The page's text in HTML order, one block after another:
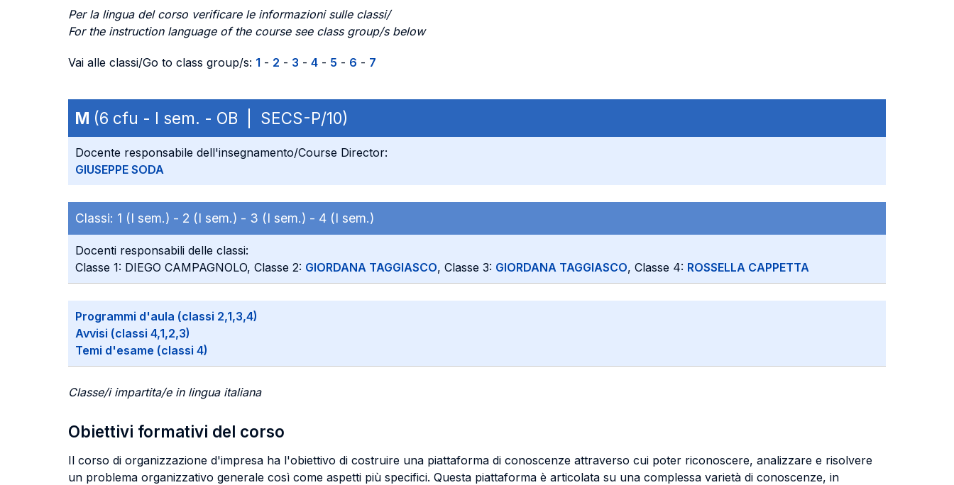
Per la lingua del corso verificare le informazioni sulle classi/
For the instruction language of the course see class group/s below
Vai alle classi/Go to class group/s: 1 - 2 - 3 - 4 - 5 - 6 - 7
M (6 cfu - I sem. - OB | SECS-P/10)
Docente responsabile dell'insegnamento/Course Director:
GIUSEPPE SODA
Classi: 1 (I sem.) - 2 (I sem.) - 3 (I sem.) - 4 (I sem.)
Docenti responsabili delle classi:
Classe 1: DIEGO CAMPAGNOLO, Classe 2: GIORDANA TAGGIASCO, Classe 3: GIORDANA TAGGIASCO, Classe 4: ROSSELLA CAPPETTA
Programmi d'aula (classi 2,1,3,4)
Avvisi (classi 4,1,2,3)
Temi d'esame (classi 4)
Classe/i impartita/e in lingua italiana
Obiettivi formativi del corso
Il corso di organizzazione d'impresa ha l'obiettivo di costruire una piattaforma di conoscenze attraverso cui poter riconoscere, analizzare e risolvere
un problema organizzativo generale così come aspetti più specifici. Questa piattaforma è articolata su una complessa varietà di conoscenze, in